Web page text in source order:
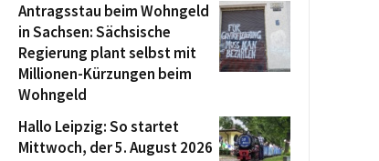
Antragsstau beim Wohngeld
in Sachsen: Sächsische
Regierung plant selbst mit
Millionen-Kürzungen beim
Wohngeld
Hallo Leipzig: So startet
Mittwoch, der 5. August 2026